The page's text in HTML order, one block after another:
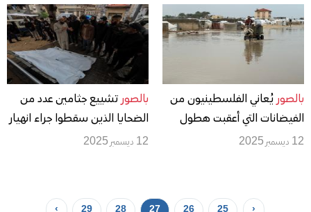
بالصور يُعاني الفلسطينيون من
الفيضانات التي أعقبت هطول
أمطار غزيرة على دير البلح
12 ديسمبر 2025
بالصور تشييع جثامين عدد من
الضحايا الذين سقطوا جراء انهيار
مبانٍ متداعية بفعل الأمطار
12 ديسمبر 2025
‹
25
26
27
28
29
›